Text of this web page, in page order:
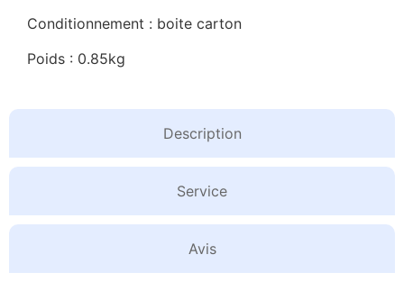
Description
Service
Avis
Conditionnement : boite carton
Poids : 0.85kg